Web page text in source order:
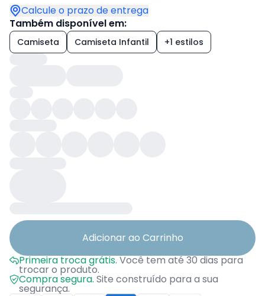
Calcule o prazo de entrega
Também disponível em:
Camiseta Camiseta Infantil +1 estilos
Adicionar ao Carrinho
Primeira troca grátis.Você tem até 30 dias para
trocar o produto.
Compra segura. Site construído para a sua
segurança.